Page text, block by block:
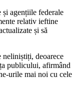
agențiile federale
relativ ieftine
și să
neliniștiți, deoarece
publicului, afirmând
urile mai noi cu cele